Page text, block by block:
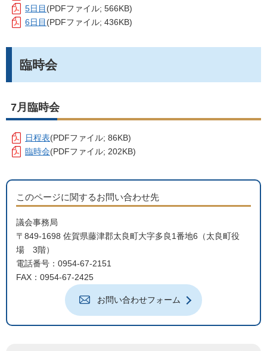
5日目 (PDFファイル; 566KB)
6日目 (PDFファイル; 436KB)
臨時会
7月臨時会
日程表(PDFファイル; 86KB)
臨時会(PDFファイル; 202KB)
このページに関するお問い合わせ先
議会事務局
〒849-1698 佐賀県藤津郡太良町大字多良1番地6（太良町役
場 3階）
電話番号：0954-67-2151
FAX：0954-67-2425
お問い合わせフォーム